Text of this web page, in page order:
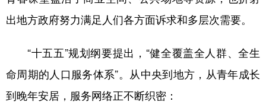
出地方政府努力满足人们各方面诉求和多层次需要。
“十五五”规划纲要提出，“健全覆盖全人群、全生
命周期的人口服务体系”。从中央到地方，从青年成长
到晚年安居，服务网络正不断织密：